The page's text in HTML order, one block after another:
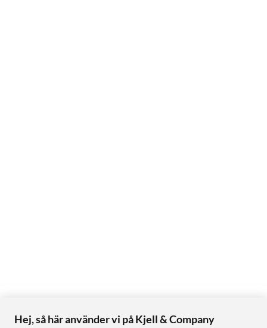
Hej, så här använder vi på Kjell & Company